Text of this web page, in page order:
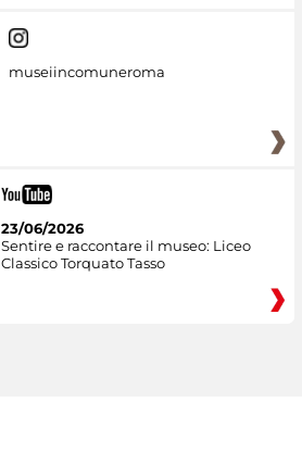
museiincomuneroma
23/06/2026
Sentire e raccontare il museo: Liceo
Classico Torquato Tasso